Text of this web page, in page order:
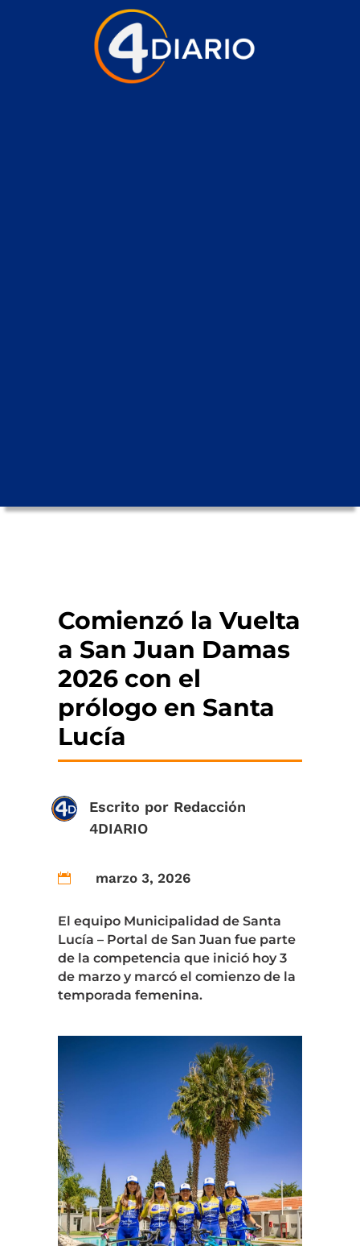
Comienzó la Vuelta
a San Juan Damas
2026 con el
prólogo en Santa
Lucía
Escrito por Redacción
4DIARIO
 marzo 3, 2026
El equipo Municipalidad de Santa
Lucía – Portal de San Juan fue parte
de la competencia que inició hoy 3
de marzo y marcó el comienzo de la
temporada femenina.